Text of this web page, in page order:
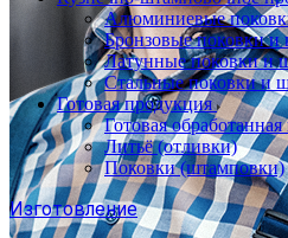
Алюминиевые
Бронзовые поковки и
Латунные поковки и
Стальные поковки и
Готовая продукция
Готовая
Литьё (отливки)
Поковки (штамповки)
Изготовление